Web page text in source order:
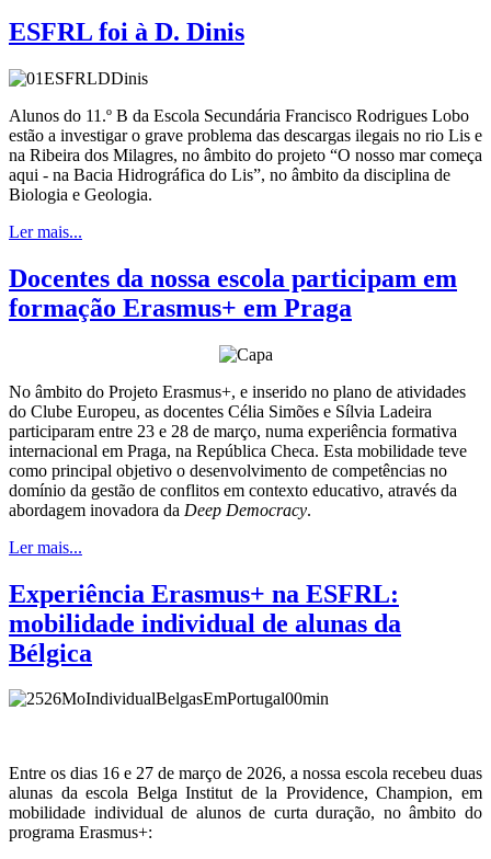
ESFRL foi à D. Dinis
Alunos do 11.º B da Escola Secundária Francisco Rodrigues Lobo
estão a investigar o grave problema das descargas ilegais no rio Lis e
na Ribeira dos Milagres, no âmbito do projeto “O nosso mar começa
aqui - na Bacia Hidrográfica do Lis”, no âmbito da disciplina de
Biologia e Geologia.
Ler mais...
Docentes da nossa escola participam em
formação Erasmus+ em Praga
No âmbito do Projeto Erasmus+, e inserido no plano de atividades
do Clube Europeu, as docentes Célia Simões e Sílvia Ladeira
participaram entre 23 e 28 de março, numa experiência formativa
internacional em Praga, na República Checa. Esta mobilidade teve
como principal objetivo o desenvolvimento de competências no
domínio da gestão de conflitos em contexto educativo, através da
abordagem inovadora da Deep Democracy.
Ler mais...
Experiência Erasmus+ na ESFRL:
mobilidade individual de alunas da
Bélgica
Entre os dias 16 e 27 de março de 2026, a nossa escola recebeu duas
alunas da escola Belga Institut de la Providence, Champion, em
mobilidade individual de alunos de curta duração, no âmbito do
programa Erasmus+: